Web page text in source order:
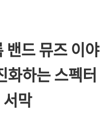
밴드 뮤즈 이야
화하는 스펙터
막